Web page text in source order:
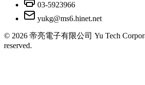
03-5923966
yukg@ms6.hinet.net
© 2026 帝亮電子有限公司 Yu Tech
reserved.